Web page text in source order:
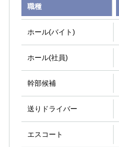
職種
ホール(バイト)
ホール(社員)
幹部候補
送りドライバー
エスコート
土浦
群馬県
高崎
該当求人 0